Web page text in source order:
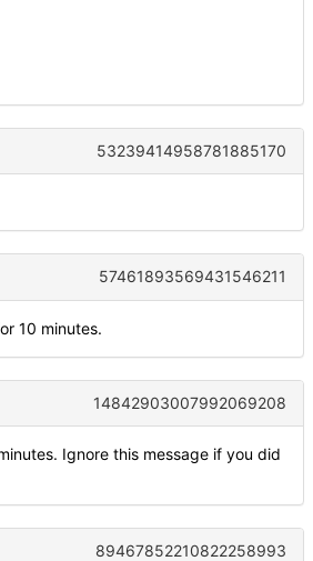
53239414958781885170
57461893569431546211
10 minutes.
14842903007992069208
Ignore this message if you did
89467852210822258993